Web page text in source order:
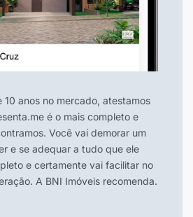
10 anos no mercado, atestamos
é o mais completo e
Você vai demorar um
e se adequar a tudo que ele
e certamente vai facilitar no
A BNI Imóveis recomenda.